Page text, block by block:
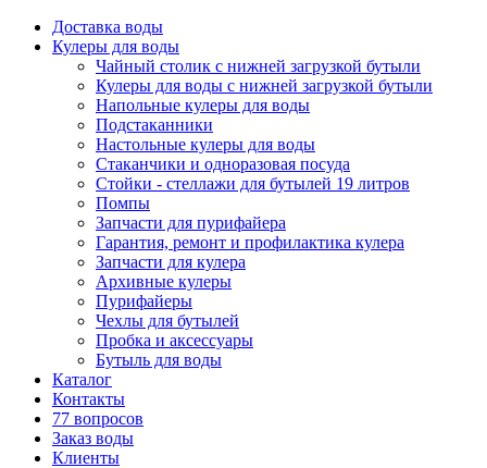
Доставка воды
Кулеры для воды
Чайный столик с нижней загрузкой бутыли
Кулеры для воды с нижней загрузкой бутыли
Напольные кулеры для воды
Подстаканники
Настольные кулеры для воды
Стаканчики и одноразовая посуда
Стойки - стеллажи для бутылей 19 литров
Помпы
Запчасти для пурифайера
Гарантия, ремонт и профилактика кулера
Запчасти для кулера
Архивные кулеры
Пурифайеры
Чехлы для бутылей
Пробка и аксессуары
Бутыль для воды
Каталог
Контакты
77 вопросов
Заказ воды
Клиенты